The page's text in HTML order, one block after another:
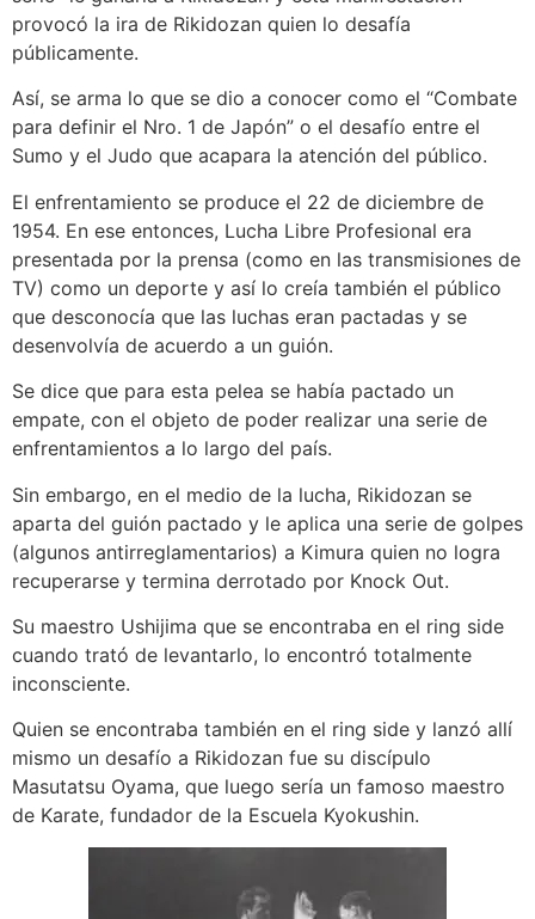
provocó la ira de Rikidozan quien lo desafía
públicamente.
Así, se arma lo que se dio a conocer como el “Combate
para definir el Nro. 1 de Japón” o el desafío entre el
Sumo y el Judo que acapara la atención del público.
El enfrentamiento se produce el 22 de diciembre de
1954. En ese entonces, Lucha Libre Profesional era
presentada por la prensa (como en las transmisiones de
TV) como un deporte y así lo creía también el público
que desconocía que las luchas eran pactadas y se
desenvolvía de acuerdo a un guión.
Se dice que para esta pelea se había pactado un
empate, con el objeto de poder realizar una serie de
enfrentamientos a lo largo del país.
Sin embargo, en el medio de la lucha, Rikidozan se
aparta del guión pactado y le aplica una serie de golpes
(algunos antirreglamentarios) a Kimura quien no logra
recuperarse y termina derrotado por Knock Out.
Su maestro Ushijima que se encontraba en el ring side
cuando trató de levantarlo, lo encontró totalmente
inconsciente.
Quien se encontraba también en el ring side y lanzó allí
mismo un desafío a Rikidozan fue su discípulo
Masutatsu Oyama, que luego sería un famoso maestro
de Karate, fundador de la Escuela Kyokushin.